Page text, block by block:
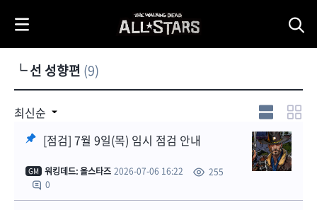
└ 선 성향편 (9)
최신순
[점검] 7월 9일(목) 임시 점검 안내
GM 워킹데드: 올스타즈 2026-07-06 16:22
255
0